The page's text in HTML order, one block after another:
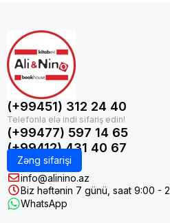
(+99451) 312 24 40
(+99477) 597 14 65
(+99412) 431 40 67
Zəng sifarişi
info@alinino.az
Biz həftənin 7 günü, saat 9:00 -
WhatsApp